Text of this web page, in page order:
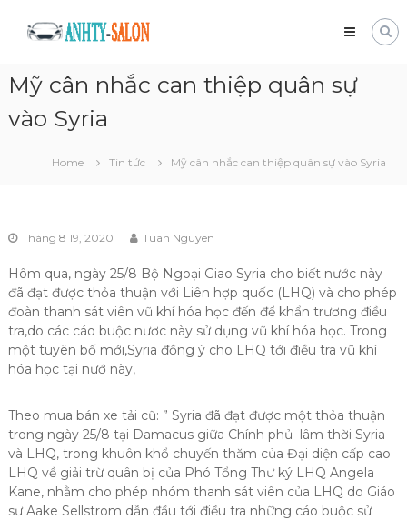
content
Mua
bán
tải
cũ
Giá
Mỹ cân nhắc can thiệp quân sự
vào Syria
Home Tin tức Mỹ cân nhắc can thiệp quân sự vào Syria
Tháng 8 19, 2020 Tuan Nguyen
Hôm qua, ngày 25/8 Bộ Ngoại Giao Syria cho biết nước này
đã đạt được thỏa thuận với Liên hợp quốc (LHQ) và cho phép
đoàn thanh sát viên vũ khí hóa học đến để khẩn trương điều
tra,do các cáo buộc nươc này sử dụng vũ khí hóa học. Trong
một tuyên bố mới,Syria đồng ý cho LHQ tới điều tra vũ khí
hóa học tại nướ này,
Theo mua bán xe tải cũ: ” Syria đã đạt được một thỏa thuận
trong ngày 25/8 tại Damacus giữa Chính phủ lâm thời Syria
và LHQ, trong khuôn khổ chuyến thăm của Đại diện cấp cao
LHQ về giải trừ quân bị của Phó Tổng Thư ký LHQ Angela
Kane, nhằm cho phép nhóm thanh sát viên của LHQ do Giáo
sư Aake Sellstrom dẫn đầu tới điều tra những cáo buộc sử